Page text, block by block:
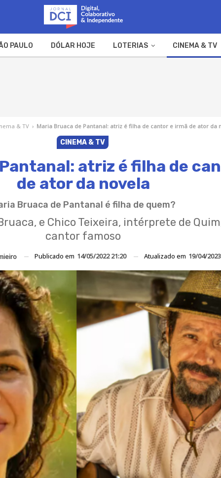
PAULO DÓLAR HOJE LOTERIAS CINEMA & TV
& TV › Maria Bruaca de Pantanal: atriz é filha de cantor e irmã de ator da
CINEMA & TV
atriz é filha de
de ator da novela
Bruaca de Pantanal é filha de quem?
e Chico Teixeira, intérprete de
cantor famoso
Publicado em 14/05/2022 21:20 Atualizado em 19/04/